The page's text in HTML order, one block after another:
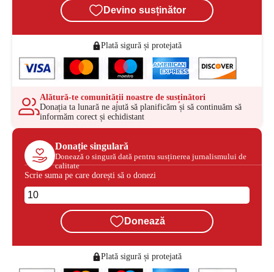
Devino susținător
Plată sigură și protejată
Alătură-te comunității noastre de susținători
Donația ta lunară ne ajută să planificăm și să continuăm să
informăm corect și echidistant
Donație singulară
Donează o singură dată pentru susținerea jurnalismului de
calitate
Scrie suma pe care dorești să o donezi
Donează
Plată sigură și protejată